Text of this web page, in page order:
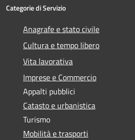
Categorie di Servizio
Anagrafe e stato civile
Cultura e tempo libero
Vita lavorativa
Imprese e Commercio
Appalti pubblici
Catasto e urbanistica
Turismo
Mobilità e trasporti